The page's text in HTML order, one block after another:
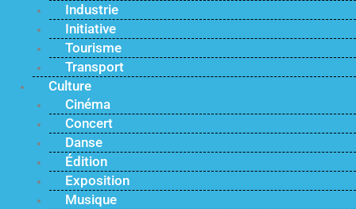
Industrie
Initiative
Tourisme
Transport
Culture
Cinéma
Concert
Danse
Édition
Exposition
Musique